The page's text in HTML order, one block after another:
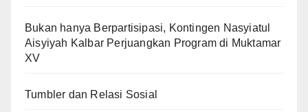
Bukan hanya Berpartisipasi, Kontingen Nasyiatul
Aisyiyah Kalbar Perjuangkan Program di Muktamar
XV
Tumbler dan Relasi Sosial